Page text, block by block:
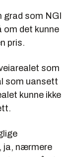
som NGI
om det kunne
pris.
som
som uansett
kunne ikke
ja, nærmere